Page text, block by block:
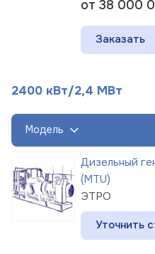
от 38 000
Заказать
2400 кВт/2,4 МВт
Модель
Дизельный
(MTU)
ЭТРО
Уточнить